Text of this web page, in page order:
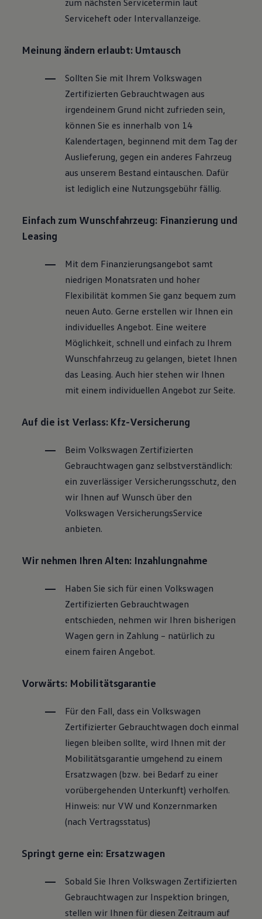
Lifestyle
Elektromobilität
Pannen- und Unfallhilfe
Volkswagen Kundenbetreuung
Serviceheft oder Intervallanzeige.
Meinung ändern erlaubt: Umtausch
Sollten Sie mit Ihrem Volkswagen
Zertifizierten Gebrauchtwagen aus
irgendeinem Grund nicht zufrieden sein,
können Sie es innerhalb von 14
Kalendertagen, beginnend mit dem Tag der
Auslieferung, gegen ein anderes Fahrzeug
aus unserem Bestand eintauschen. Dafür
ist lediglich eine Nutzungsgebühr fällig.
Einfach zum Wunschfahrzeug: Finanzierung und
Leasing
Mit dem Finanzierungsangebot samt
niedrigen Monatsraten und hoher
Flexibilität kommen Sie ganz bequem zum
neuen Auto. Gerne erstellen wir Ihnen ein
individuelles Angebot. Eine weitere
Möglichkeit, schnell und einfach zu Ihrem
Wunschfahrzeug zu gelangen, bietet Ihnen
das Leasing. Auch hier stehen wir Ihnen
mit einem individuellen Angebot zur Seite.
Auf die ist Verlass: Kfz-Versicherung
Beim Volkswagen Zertifizierten
Gebrauchtwagen ganz selbstverständlich:
ein zuverlässiger Versicherungsschutz, den
wir Ihnen auf Wunsch über den
Volkswagen VersicherungsService
anbieten.
Wir nehmen Ihren Alten: Inzahlungnahme
Haben Sie sich für einen Volkswagen
Zertifizierten Gebrauchtwagen
entschieden, nehmen wir Ihren bisherigen
Wagen gern in Zahlung – natürlich zu
einem fairen Angebot.
Vorwärts: Mobilitätsgarantie
Für den Fall, dass ein Volkswagen
Zertifizierter Gebrauchtwagen doch einmal
liegen bleiben sollte, wird Ihnen mit der
Mobilitätsgarantie umgehend zu einem
Ersatzwagen (bzw. bei Bedarf zu einer
vorübergehenden Unterkunft) verholfen.
Hinweis: nur VW und Konzernmarken
(nach Vertragsstatus)
Springt gerne ein: Ersatzwagen
Sobald Sie Ihren Volkswagen Zertifizierten
Gebrauchtwagen zur Inspektion bringen,
stellen wir Ihnen für diesen Zeitraum auf